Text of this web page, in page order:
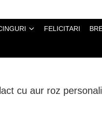
FELICITARI
cu aur roz